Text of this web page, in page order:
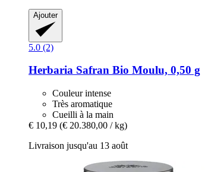
Ajouter
5.0 (2)
Herbaria Safran Bio Moulu, 0,50 g
Couleur intense
Très aromatique
Cueilli à la main
€ 10,19 (€ 20.380,00 / kg)
Livraison jusqu'au 13 août